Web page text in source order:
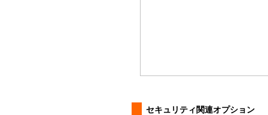
セキュリティ関連オプション